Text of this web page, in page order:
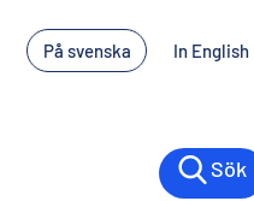
På svenska In English
Sök